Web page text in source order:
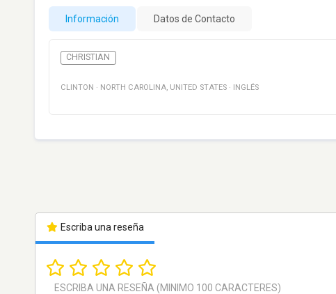
Información Datos de Contacto
CHRISTIAN
CLINTON · NORTH CAROLINA, UNITED STATES · INGLÉS
Escriba una reseña